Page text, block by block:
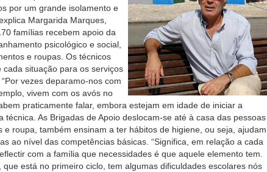
por um grande isolamento e
Margarida Marques,
famílias recebem apoio da
psicológico e social,
e roupas. Os técnicos
situação para os serviços
vezes deparamo-nos com
vivem com os avós no
praticamente falar, embora estejam em idade de iniciar a
técnica. As Brigadas de Apoio deslocam-se até à casa das pessoas
roupa, também ensinam a ter hábitos de higiene, ou seja, ajudam
ao nível das competências básicas. “Significa, em relação a cada
com a família que necessidades é que aquele elemento tem.
está no primeiro ciclo, tem algumas dificuldades escolares nós